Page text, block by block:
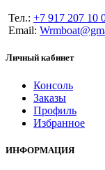
Тел.: +7 917 207 10
Email:
Личный кабинет
Консоль
Заказы
Профиль
Избранное
ИНФОРМАЦИЯ